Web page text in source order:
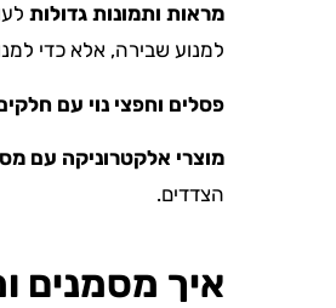
מראות ותמונות גדולות
למנוע שבירה, אלא כדי
פסלים וחפצי נוי עם
מוצרי אלקטרוניקה עם
הצדדים.
איך מסמנים